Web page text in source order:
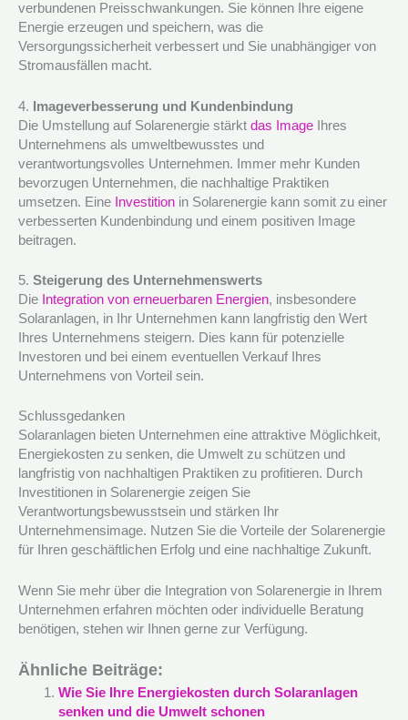
verbundenen Preisschwankungen. Sie können Ihre eigene
Energie erzeugen und speichern, was die
Versorgungssicherheit verbessert und Sie unabhängiger von
Stromausfällen macht.
4.
Imageverbesserung und Kundenbindung
Die Umstellung auf Solarenergie stärkt das Image Ihres
Unternehmens als umweltbewusstes und
verantwortungsvolles Unternehmen. Immer mehr Kunden
bevorzugen Unternehmen, die nachhaltige Praktiken
umsetzen. Eine Investition in Solarenergie kann somit zu einer
verbesserten Kundenbindung und einem positiven Image
beitragen.
5. Steigerung des Unternehmenswerts
Die Integration von erneuerbaren Energien, insbesondere
Solaranlagen, in Ihr Unternehmen kann langfristig den Wert
Ihres Unternehmens steigern. Dies kann für potenzielle
Investoren und bei einem eventuellen Verkauf Ihres
Unternehmens von Vorteil sein.
Schlussgedanken
Solaranlagen bieten Unternehmen eine attraktive Möglichkeit,
Energiekosten zu senken, die Umwelt zu schützen und
langfristig von nachhaltigen Praktiken zu profitieren. Durch
Investitionen in Solarenergie zeigen Sie
Verantwortungsbewusstsein und stärken Ihr
Unternehmensimage. Nutzen Sie die Vorteile der Solarenergie
für Ihren geschäftlichen Erfolg und eine nachhaltige Zukunft.
Wenn Sie mehr über die Integration von Solarenergie in Ihrem
Unternehmen erfahren möchten oder individuelle Beratung
benötigen, stehen wir Ihnen gerne zur Verfügung.
Ähnliche Beiträge:
Wie Sie Ihre Energiekosten durch Solaranlagen
senken und die Umwelt schonen